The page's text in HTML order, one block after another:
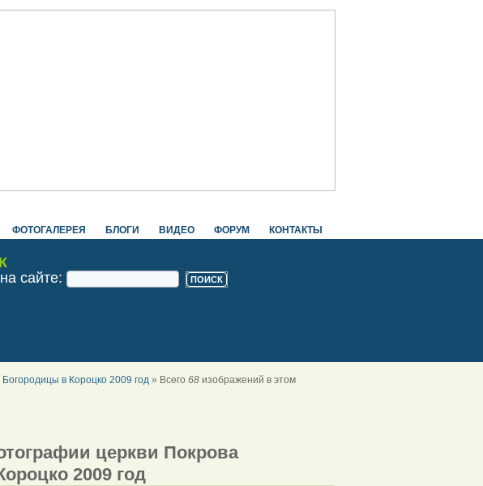
ФОТОГАЛЕРЕЯ БЛОГИ ВИДЕО ФОРУМ КОНТАКТЫ
сайте:
в Короцко 2009 год » Всего68 изображений в этом
церкви Покрова
2009 год